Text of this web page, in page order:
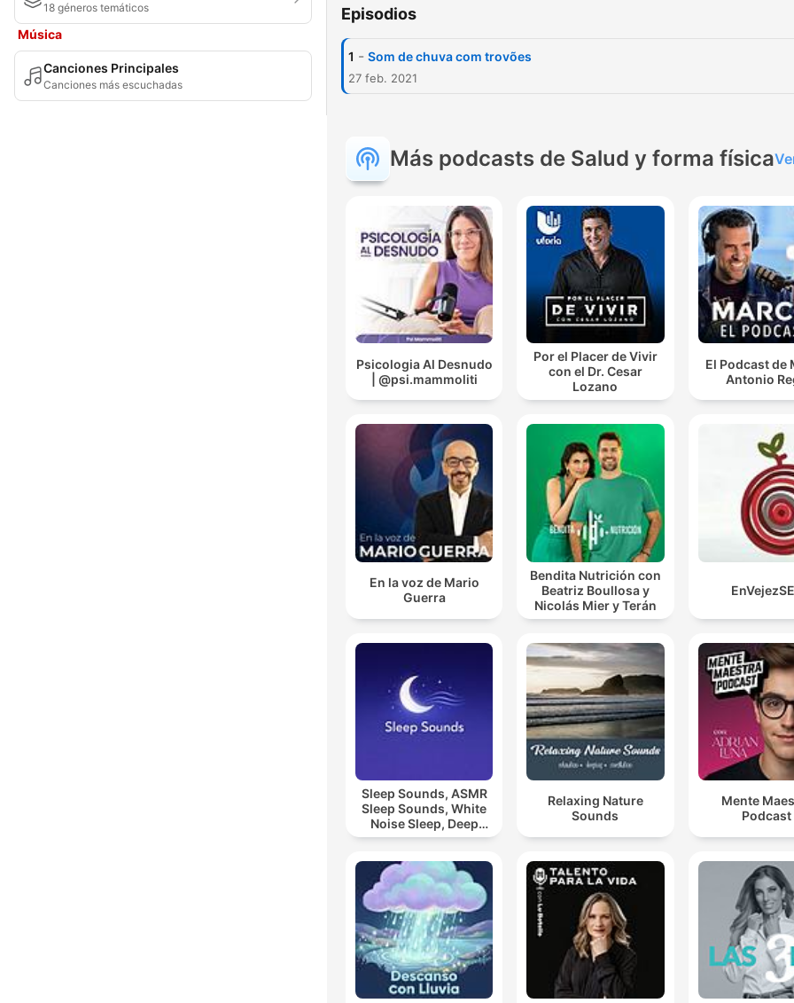
18 géneros temáticos
Música
Canciones Principales
Canciones más escuchadas
Episodios
1 - Som de chuva com trovões
27 feb. 2021
Más podcasts de Salud y forma física
Psicologia Al Desnudo
| @psi.mammoliti
Por el Placer de Vivir
con el Dr. Cesar
Lozano
El Podcast de
Antonio
En la voz de Mario
Guerra
Bendita Nutrición con
Beatriz Boullosa y
Nicolás Mier y Terán
Sleep Sounds, ASMR
Sleep Sounds, White
Noise Sleep, Deep
Sleep Sounds,
Sounds
Relaxing Nature
Sounds
Mente
Podcast